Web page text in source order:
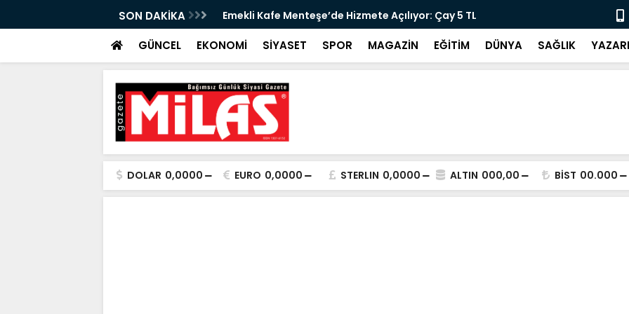
SON DAKİKA
Açılıyor: Çay 5 TL
Zeytin Çiçeği Uluslararası Kısa Film Yarışması İçin Başvurular
Başladı
GÜNCEL EKONOMİ SİYASET SPOR MAGAZİN EĞİTİM DÜNYA SAĞLIK
DOLAR 0,0000 EURO 0,0000 STERLIN 0,0000 ALTIN 000,00 BİST 00.000